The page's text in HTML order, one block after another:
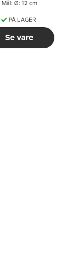
Mål: Ø: 12 cm
PÅ LAGER
Se vare